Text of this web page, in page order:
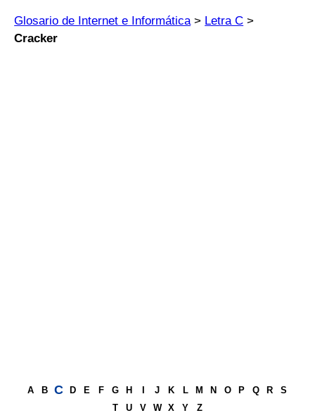
Glosario de Internet e Informática> Letra C >
Cracker
A B C D E F G H J K L M N O P Q R
S
T
U V W X Y Z